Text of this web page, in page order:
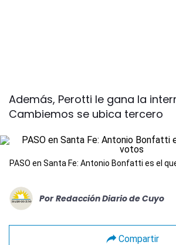
Además, Perotti le gana la
Cambiemos se ubica tercero
PASO en Santa Fe: Antonio Bonfatti es el
Por Redacción Diario de Cuyo
Compartir